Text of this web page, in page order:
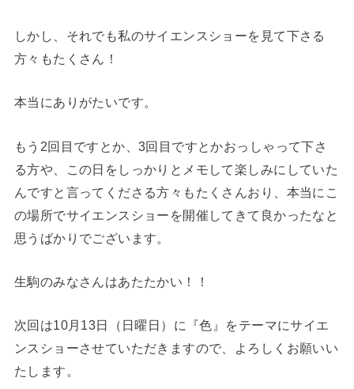
しかし、それでも私のサイエンスショーを見て下さる
方々もたくさん！
本当にありがたいです。
もう2回目ですとか、3回目ですとかおっしゃって下さ
る方や、この日をしっかりとメモして楽しみにしていた
んですと言ってくださる方々もたくさんおり、本当にこ
の場所でサイエンスショーを開催してきて良かったなと
思うばかりでございます。
生駒のみなさんはあたたかい！！
次回は10月13日（日曜日）に『色』をテーマにサイエ
ンスショーさせていただきますので、よろしくお願いい
たします。